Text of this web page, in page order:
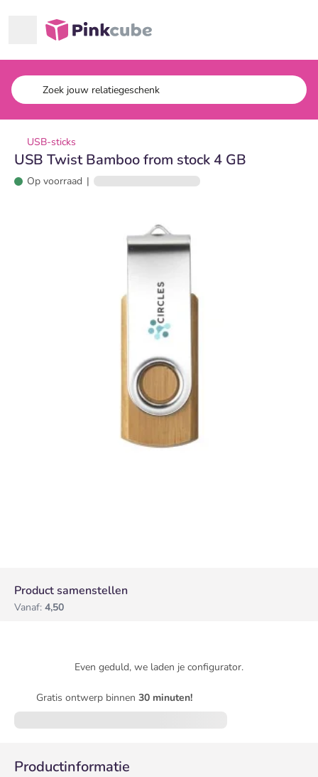
Pinkcube
USB-sticks
USB Twist Bamboo from stock 4 GB
Op voorraad |
Product samenstellen
Vanaf: 4,50
Even geduld, we laden je configurator.
Gratis ontwerp binnen 30 minuten!
Productinformatie